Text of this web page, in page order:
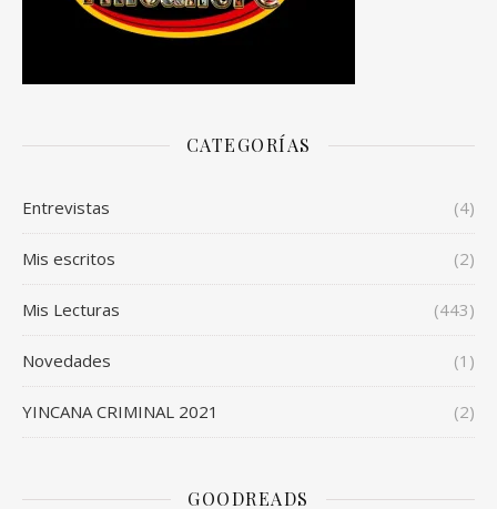
CATEGORÍAS
Entrevistas (4)
Mis escritos (2)
Mis Lecturas (443)
Novedades (1)
YINCANA CRIMINAL 2021 (2)
GOODREADS